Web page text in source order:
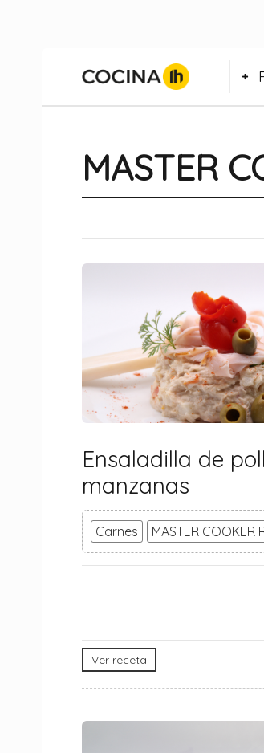
MASTER
Ensaladilla de
manzanas
Carnes MASTER COOKER
Ver receta